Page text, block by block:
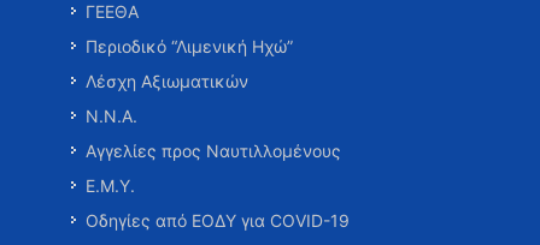
ΓΕΕΘΑ
Περιοδικό “Λιμενική Ηχώ”
Λέσχη Αξιωματικών
Ν.Ν.Α.
Αγγελίες προς Ναυτιλλομένους
Ε.Μ.Υ.
Οδηγίες από ΕΟΔΥ για COVID-19